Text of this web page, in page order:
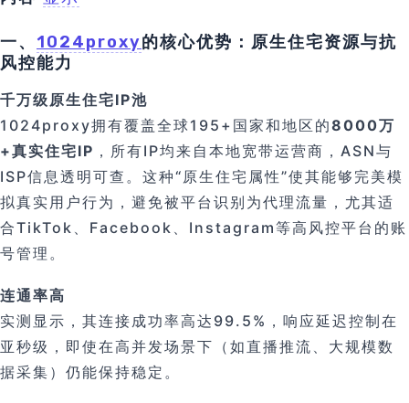
一、 1024proxy的核心优势：原生住宅资源与抗
风控能力
千万级原生住宅IP池
1024proxy拥有覆盖全球195+国家和地区的8000万
+真实住宅IP ，所有IP均来自本地宽带运营商，ASN与
ISP信息透明可查。这种“原生住宅属性”使其能够完美模
拟真实用户行为，避免被平台识别为代理流量，尤其适
合TikTok、Facebook、Instagram等高风控平台的账
号管理。
连通率高
实测显示，其连接成功率高达99.5%，响应延迟控制在
亚秒级，即使在高并发场景下（如直播推流、大规模数
据采集）仍能保持稳定。